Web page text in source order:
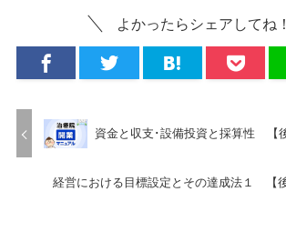
よかったらシェアしてね！
資金と収支･設備投資と採算性 【
経営における目標設定とその達成法１ 【後